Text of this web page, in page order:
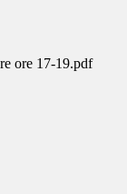
ore 17-19.pdf